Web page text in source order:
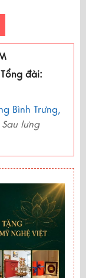
đài:
Bình Trưng,
lưng